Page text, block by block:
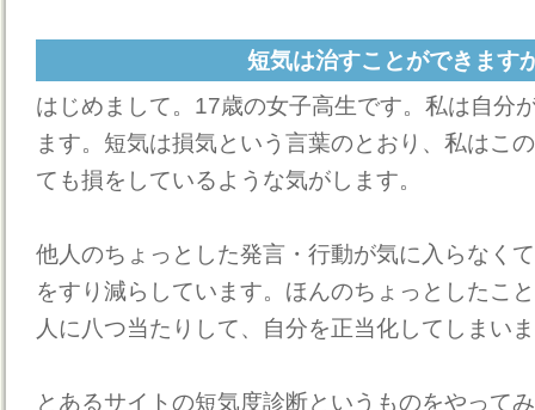
短気は治すことができます
はじめまして。17歳の女子高生です。私は自分
ます。短気は損気という言葉のとおり、私はこ
ても損をしているような気がします。
他人のちょっとした発言・行動が気に入らなく
をすり減らしています。ほんのちょっとしたこ
人に八つ当たりして、自分を正当化してしまい
とあるサイトの短気度診断というものをやって